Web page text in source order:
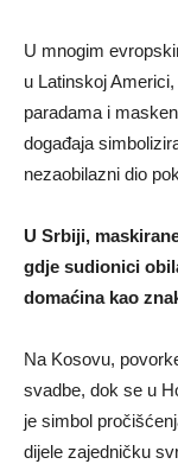
U mnogim
u Latinskoj
paradama i
događaja
nezaobilazni dio
U Srbiji,
gdje sudionici
domaćina kao
Na Kosovu,
svadbe, dok se u
je simbol
dijele zajedničku